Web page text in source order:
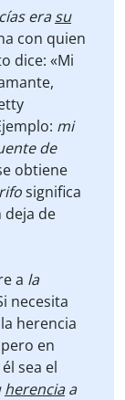
erasu
con quien
dice: «Mi
mi
de
obtiene
significa
deja de
a la
necesita
herencia
en
sea el
herenciaa